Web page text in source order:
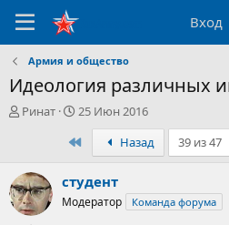
Вход
Армия и общество
Идеология различных
А
р
т
е
Ринат
Д
т
н
а
ч
25 Июн 2016
ПервыйНазад 39 из 47
студент
Модератор Команда форума